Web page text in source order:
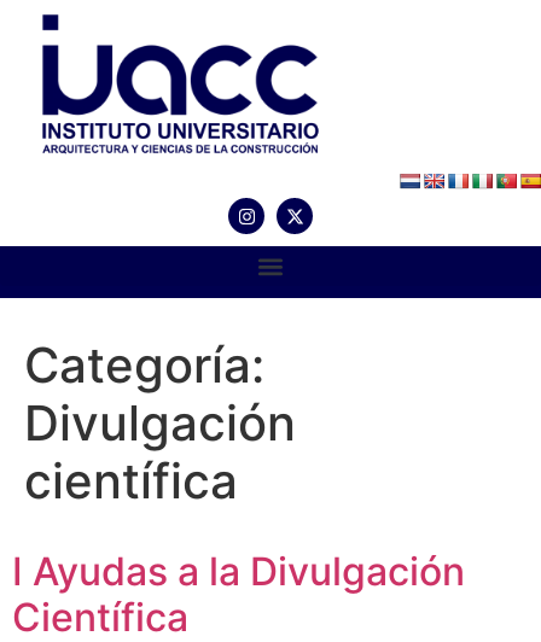
Categoría:
Divulgación
científica
I Ayudas a la Divulgación
Científica